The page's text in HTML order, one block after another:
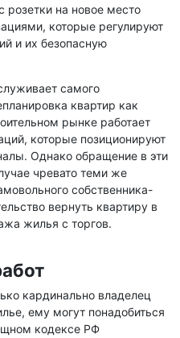
на новое место
которые регулируют
и их безопасную
самого
квартир как
рынке работает
которые позиционируют
Однако обращение в эти
чревато теми же
собственника-
вернуть квартиру в
жилья с торгов.
кардинально владелец
ему могут понадобиться
кодексе РФ